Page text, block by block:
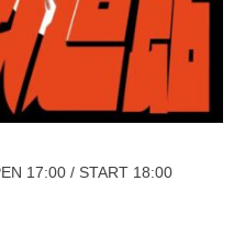
17:00 / START 18:00